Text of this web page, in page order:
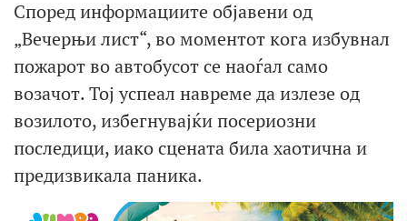
Според информациите објавени од
„Вечерњи лист“, во моментот кога избувнал
пожарот во автобусот се наоѓал само
возачот. Тој успеал навреме да излезе од
возилото, избегнувајќи посериозни
последици, иако сцената била хаотична и
предизвикала паника.